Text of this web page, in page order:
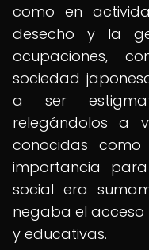
como en
desecho y la
ocupaciones,
sociedad
a ser
relegándolos a
conocidas
importancia
social era
negaba el
y educativas.